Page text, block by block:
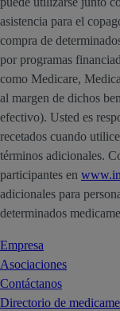
asistencia para el
compra de
por programas
como Medicare,
al margen de dichos
efectivo). Usted es
recetados cuando
términos adicionales.
participantes en
adicionales para
determinados
Empresa
Asociaciones
Contáctanos
Directorio de